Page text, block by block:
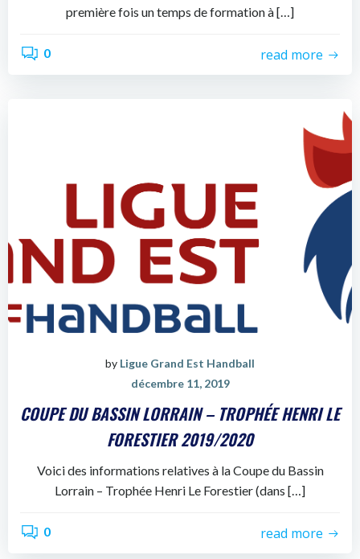
première fois un temps de formation à […]
0 read more
by Ligue Grand Est Handball
décembre 11, 2019
COUPE DU BASSIN LORRAIN – TROPHÉE HENRI LE
FORESTIER 2019/2020
Voici des informations relatives à la Coupe du Bassin
Lorrain – Trophée Henri Le Forestier (dans […]
0 read more